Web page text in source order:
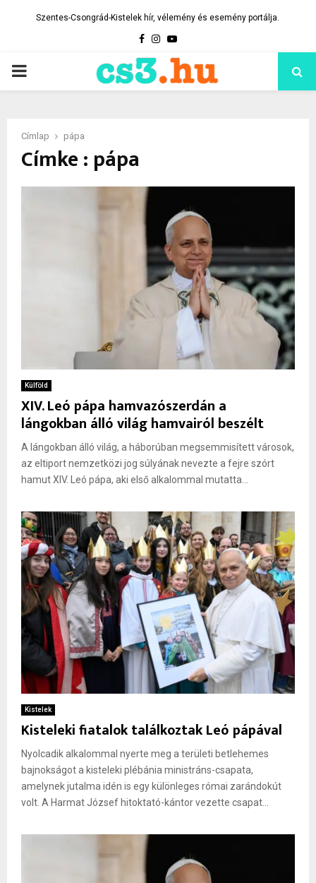
Szentes-Csongrád-Kistelek hír, vélemény és esemény portálja.
Facebook
Instagram
Youtube
PRIMARY
Címlap pápa
Címke : pápa
Külföld
XIV. Leó pápa hamvazószerdán a
lángokban álló világ hamvairól beszélt
A lángokban álló világ, a háborúban megsemmisített városok,
az eltiport nemzetközi jog súlyának nevezte a fejre szórt
hamut XIV. Leó pápa, aki első alkalommal mutatta...
Kistelek
Kisteleki fiatalok találkoztak Leó pápával
Nyolcadik alkalommal nyerte meg a területi betlehemes
bajnokságot a kisteleki plébánia ministráns-csapata,
amelynek jutalma idén is egy különleges római zarándokút
volt. A Harmat József hitoktató-kántor vezette csapat...